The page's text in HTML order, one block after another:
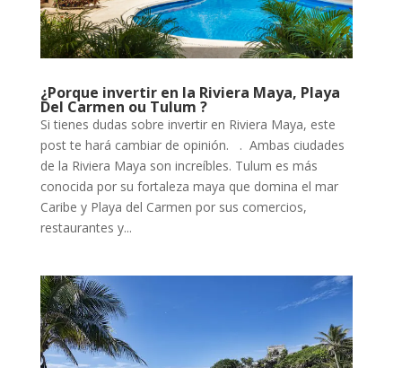
¿Porque invertir en la Riviera Maya, Playa
Del Carmen ou Tulum ?
Si tienes dudas sobre invertir en Riviera Maya, este
post te hará cambiar de opinión. . Ambas ciudades
de la Riviera Maya son increíbles. Tulum es más
conocida por su fortaleza maya que domina el mar
Caribe y Playa del Carmen por sus comercios,
restaurantes y...